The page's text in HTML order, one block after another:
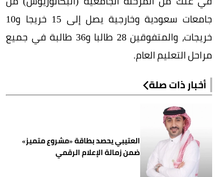
جامعات سعودية وخارجية يصل إلى 15 خريجا و10
خريجات، والمتفوقين 28 طالبا و36 طالبة في جميع
مراحل التعليم العام.
أخبار ذات صلة
العتيبي يحصد بطاقة «مشروع متميز»
ضمن زمالة الإعلام الرقمي